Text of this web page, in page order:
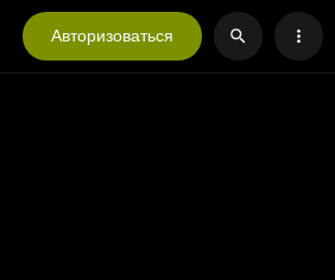
Авторизоваться